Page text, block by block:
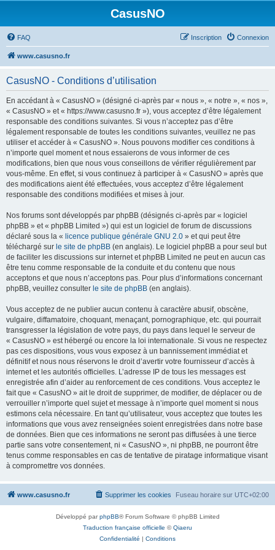
CasusNO
FAQ Connexion
Inscription
www.casusno.fr
CasusNO - Conditions d’utilisation
En accédant à « CasusNO » (désigné ci-après par « nous », « notre », « nos »,
« CasusNO » et « https://www.casusno.fr »), vous acceptez d’être légalement
responsable des conditions suivantes. Si vous n’acceptez pas d’être
légalement responsable de toutes les conditions suivantes, veuillez ne pas
utiliser et accéder à « CasusNO ». Nous pouvons modifier ces conditions à
n’importe quel moment et nous essaierons de vous informer de ces
modifications, bien que nous vous conseillons de vérifier régulièrement par
vous-même. En effet, si vous continuez à participer à « CasusNO » après que
des modifications aient été effectuées, vous acceptez d’être légalement
responsable des conditions modifiées et mises à jour.
Nos forums sont développés par phpBB (désignés ci-après par « logiciel
phpBB » et « phpBB Limited ») qui est un logiciel de forum de discussions
déclaré sous la « licence publique générale GNU 2.0 » et qui peut être
téléchargé sur le site de phpBB (en anglais). Le logiciel phpBB a pour seul but
de faciliter les discussions sur internet et phpBB Limited ne peut en aucun cas
être tenu comme responsable de la conduite et du contenu que nous
acceptons et que nous n’acceptons pas. Pour plus d’informations concernant
phpBB, veuillez consulter le site de phpBB (en anglais).
Vous acceptez de ne publier aucun contenu à caractère abusif, obscène,
vulgaire, diffamatoire, choquant, menaçant, pornographique, etc. qui pourrait
transgresser la législation de votre pays, du pays dans lequel le serveur de
« CasusNO » est hébergé ou encore la loi internationale. Si vous ne respectez
pas ces dispositions, vous vous exposez à un bannissement immédiat et
définitif et nous nous réservons le droit d’avertir votre fournisseur d’accès à
internet et les autorités officielles. L’adresse IP de tous les messages est
enregistrée afin d’aider au renforcement de ces conditions. Vous acceptez le
fait que « CasusNO » ait le droit de supprimer, de modifier, de déplacer ou de
verrouiller n’importe quel sujet et message à n’importe quel moment si nous
estimons cela nécessaire. En tant qu’utilisateur, vous acceptez que toutes les
informations que vous avez renseignées soient enregistrées dans notre base
de données. Bien que ces informations ne seront pas diffusées à une tierce
partie sans votre consentement, ni « CasusNO », ni phpBB, ne pourront être
tenus comme responsables en cas de tentative de piratage informatique visant
à compromettre vos données.
www.casusno.fr Fuseau horaire sur UTC+02:00
Supprimer les cookies
Développé parphpBB® Forum Software © phpBB Limited
Traduction française officielle ©Qiaeru
Confidentialité | Conditions